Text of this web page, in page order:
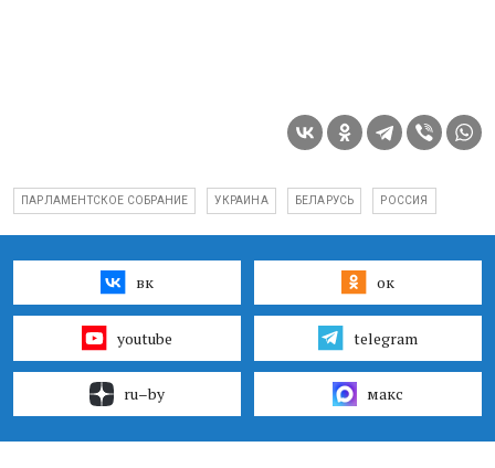
ПАРЛАМЕНТСКОЕ СОБРАНИЕ УКРАИНА БЕЛАРУСЬ РОССИЯ
вк ок
youtube telegram
ru–by макс